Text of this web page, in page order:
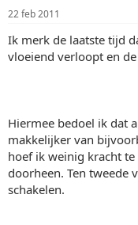
t
a
r
e
u
m
22 feb 2011
Ik merk de laatste tijd
vloeiend verloopt en
Hiermee bedoel ik dat
makkelijker van
hoef ik weinig kracht
doorheen. Ten tweede
schakelen.